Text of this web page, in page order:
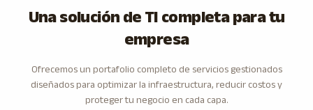
Una solución de TI completa para tu
empresa
Ofrecemos un portafolio completo de servicios gestionados
diseñados para optimizar la infraestructura, reducir costos y
proteger tu negocio en cada capa.